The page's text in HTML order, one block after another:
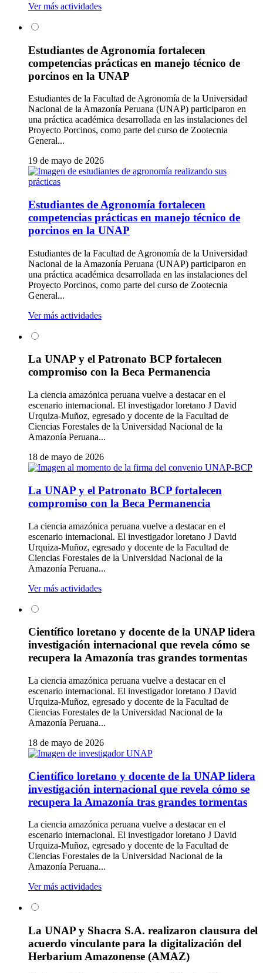
Ver más actividades
Estudiantes de Agronomía fortalecen
competencias prácticas en manejo técnico de
porcinos en la UNAP
Estudiantes de la Facultad de Agronomía de la Universidad
Nacional de la Amazonía Peruana (UNAP) participaron en
una práctica académica desarrollada en las instalaciones del
Proyecto Porcinos, como parte del curso de Zootecnia
General...
19 de mayo de 2026
Estudiantes de Agronomía fortalecen
competencias prácticas en manejo técnico de
porcinos en la UNAP
Estudiantes de la Facultad de Agronomía de la Universidad
Nacional de la Amazonía Peruana (UNAP) participaron en
una práctica académica desarrollada en las instalaciones del
Proyecto Porcinos, como parte del curso de Zootecnia
General...
Ver más actividades
La UNAP y el Patronato BCP fortalecen
compromiso con la Beca Permanencia
La ciencia amazónica peruana vuelve a destacar en el
escenario internacional. El investigador loretano J David
Urquiza-Muñoz, egresado y docente de la Facultad de
Ciencias Forestales de la Universidad Nacional de la
Amazonía Peruana...
18 de mayo de 2026
La UNAP y el Patronato BCP fortalecen
compromiso con la Beca Permanencia
La ciencia amazónica peruana vuelve a destacar en el
escenario internacional. El investigador loretano J David
Urquiza-Muñoz, egresado y docente de la Facultad de
Ciencias Forestales de la Universidad Nacional de la
Amazonía Peruana...
Ver más actividades
Científico loretano y docente de la UNAP lidera
investigación internacional que revela cómo se
recupera la Amazonía tras grandes tormentas
La ciencia amazónica peruana vuelve a destacar en el
escenario internacional. El investigador loretano J David
Urquiza-Muñoz, egresado y docente de la Facultad de
Ciencias Forestales de la Universidad Nacional de la
Amazonía Peruana...
18 de mayo de 2026
Científico loretano y docente de la UNAP lidera
investigación internacional que revela cómo se
recupera la Amazonía tras grandes tormentas
La ciencia amazónica peruana vuelve a destacar en el
escenario internacional. El investigador loretano J David
Urquiza-Muñoz, egresado y docente de la Facultad de
Ciencias Forestales de la Universidad Nacional de la
Amazonía Peruana...
Ver más actividades
La UNAP y Shacra S.A. realizaron clausura del
acuerdo vinculante para la digitalización del
Herbarium Amazonense (AMAZ)